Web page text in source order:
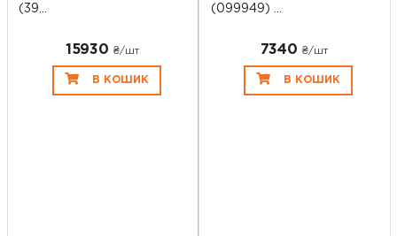
(39...
15930 ₴/шт
В КОШИК
(099949) ...
7340 ₴/шт
В КОШИК